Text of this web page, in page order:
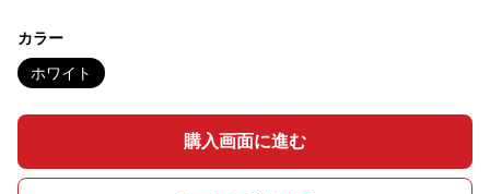
カラー
ホワイト
購入画面に進む